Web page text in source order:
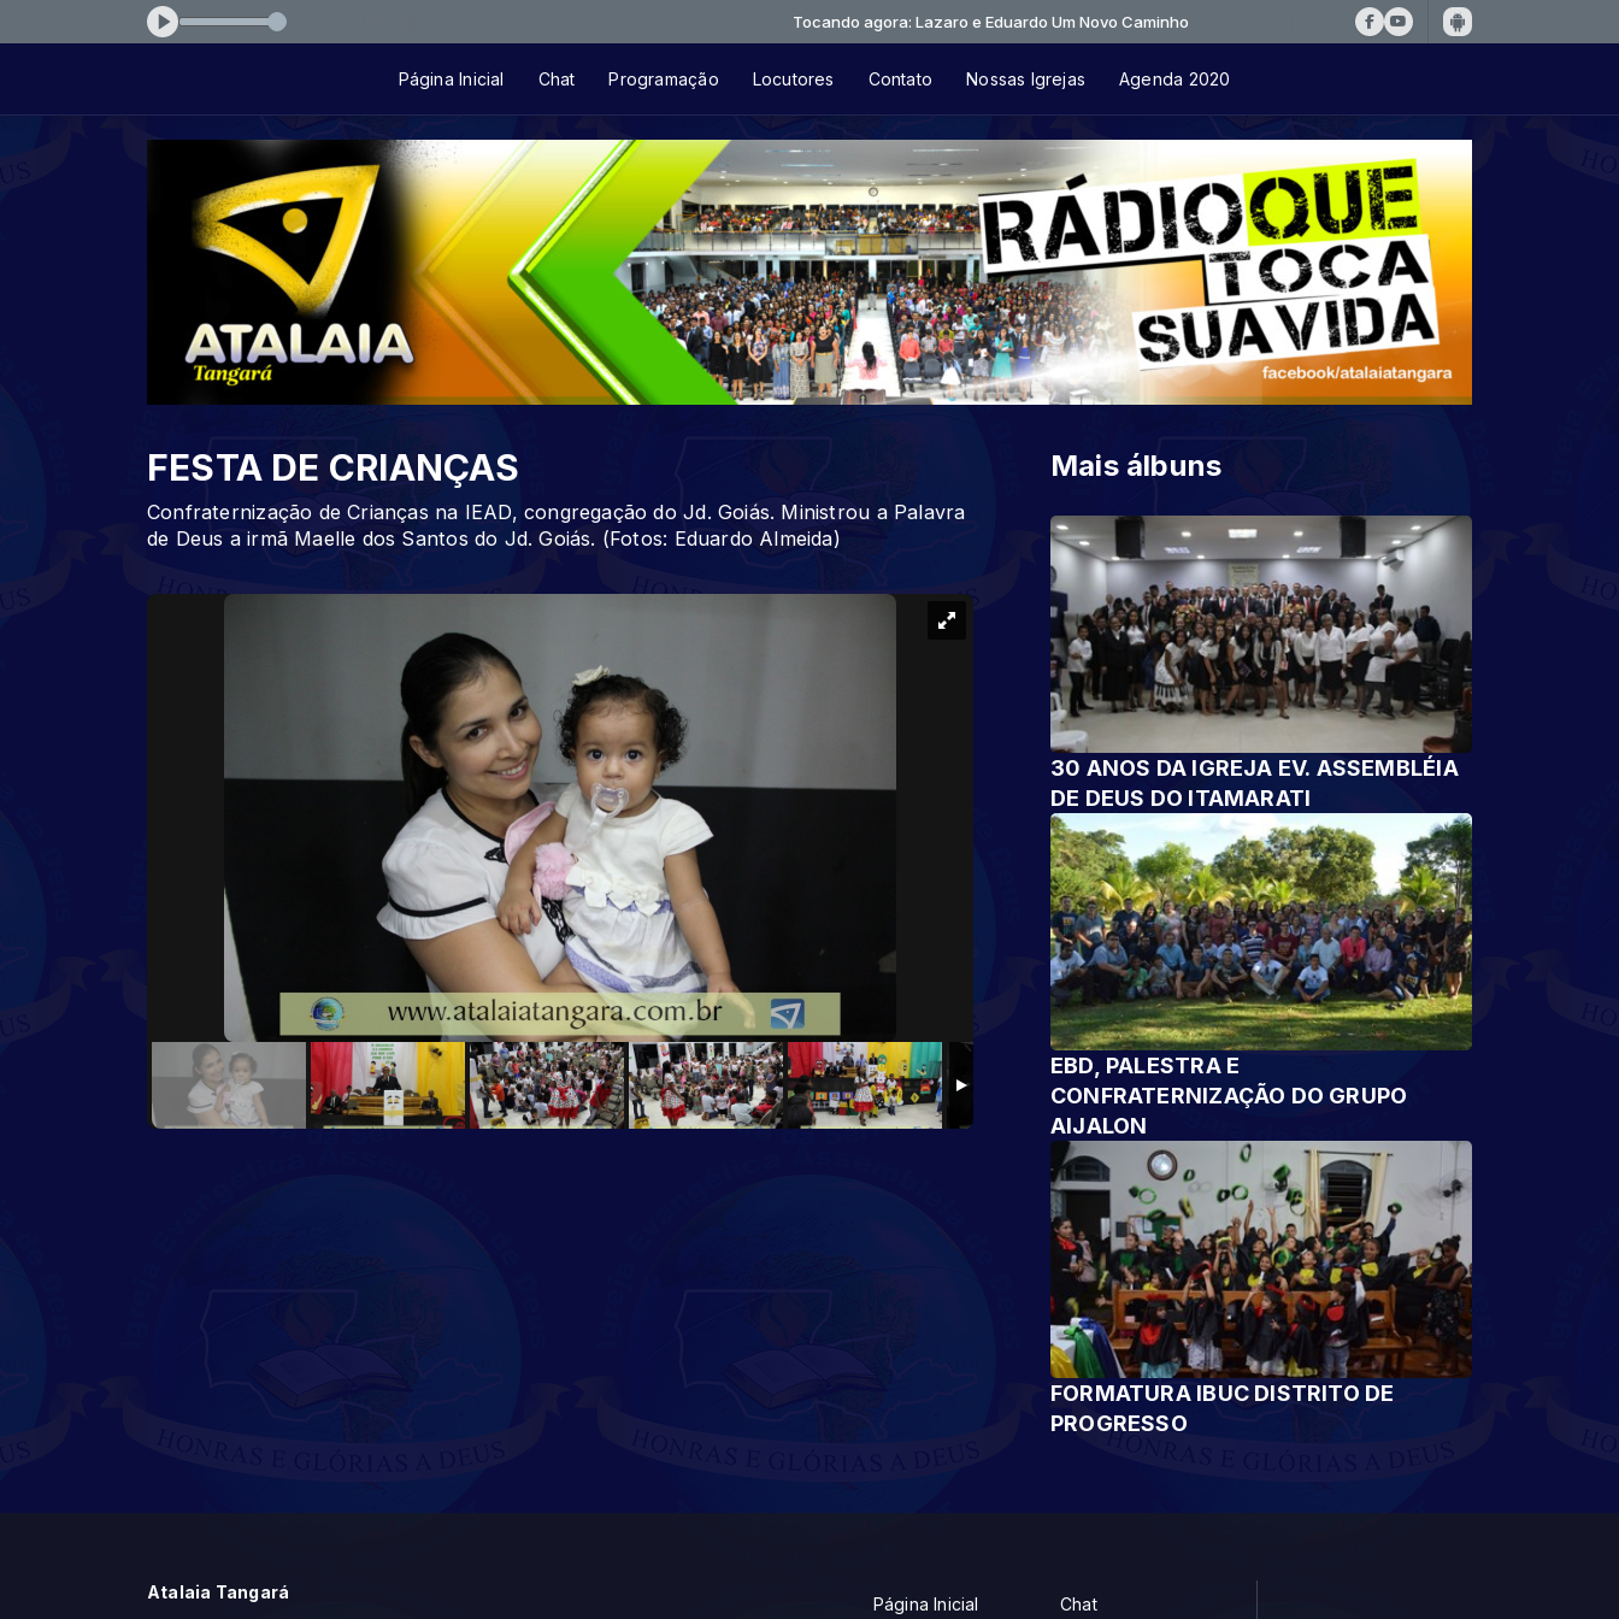
Tocando agora: Lazaro e Eduardo Um Novo Caminho
Página Inicial Chat Programação Locutores Contato Nossas Igrejas Agenda 2020
FESTA DE CRIANÇAS
Confraternização de Crianças na IEAD, congregação do Jd. Goiás. Ministrou a Palavra
de Deus a irmã Maelle dos Santos do Jd. Goiás. (Fotos: Eduardo Almeida)
Mais álbuns
30 ANOS DA IGREJA EV. ASSEMBLÉIA
DE DEUS DO ITAMARATI
EBD, PALESTRA E
CONFRATERNIZAÇÃO DO GRUPO
AIJALON
FORMATURA IBUC DISTRITO DE
PROGRESSO
Atalaia Tangará
Página Inicial Chat